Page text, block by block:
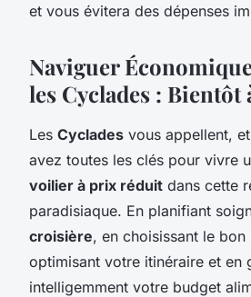
et vous évitera des dépenses
Naviguer
les Cyclades : Bientôt
Les Cyclades vous appellent,
avez toutes les clés pour vivre
voilier à prix réduit dans cette
paradisiaque. En planifiant
croisière, en choisissant le bon
optimisant votre itinéraire et en
intelligemment votre budget